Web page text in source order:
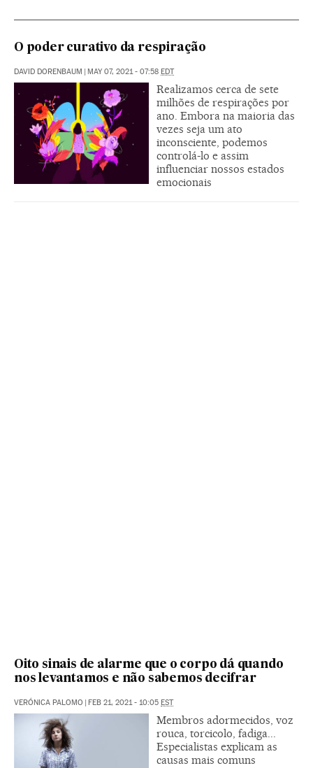
O poder curativo da respiração
DAVID DORENBAUM MAY 07, 2021 - 07:58 EDT
Realizamos cerca de sete
milhões de respirações por
ano. Embora na maioria das
vezes seja um ato
inconsciente, podemos
controlá-lo e assim
influenciar nossos estados
emocionais
Oito sinais de alarme que o corpo dá quando
nos levantamos e não sabemos decifrar
VERÓNICA PALOMO FEB 21, 2021 - 10:05 EST
Membros adormecidos, voz
rouca, torcicolo, fadiga...
Especialistas explicam as
causas mais comuns